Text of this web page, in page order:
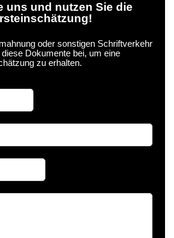
uns und nutzen Sie die
oder sonstigen Schriftverkehr
Dokumente bei, um eine
zu erhalten.